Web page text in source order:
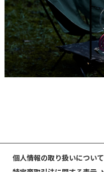
個人情報の取り扱いについて
特定商取引法に関する表示